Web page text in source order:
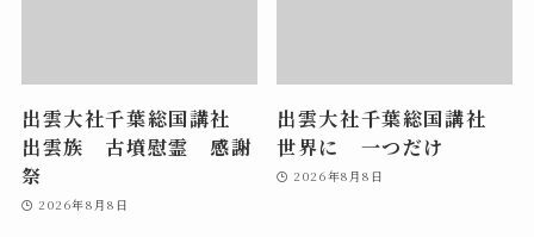
出雲大社千葉総国講社
出雲族 古墳慰霊 感謝
祭
2026年8月8日
出雲大社千葉総国講社
世界に 一つだけ
2026年8月8日